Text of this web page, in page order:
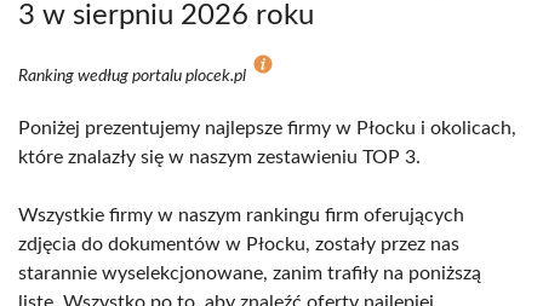
3 w sierpniu 2026 roku
Ranking według portalu plocek.pl
Poniżej prezentujemy najlepsze firmy w Płocku i okolicach,
które znalazły się w naszym zestawieniu TOP 3.
Wszystkie firmy w naszym rankingu firm oferujących
zdjęcia do dokumentów w Płocku, zostały przez nas
starannie wyselekcjonowane, zanim trafiły na poniższą